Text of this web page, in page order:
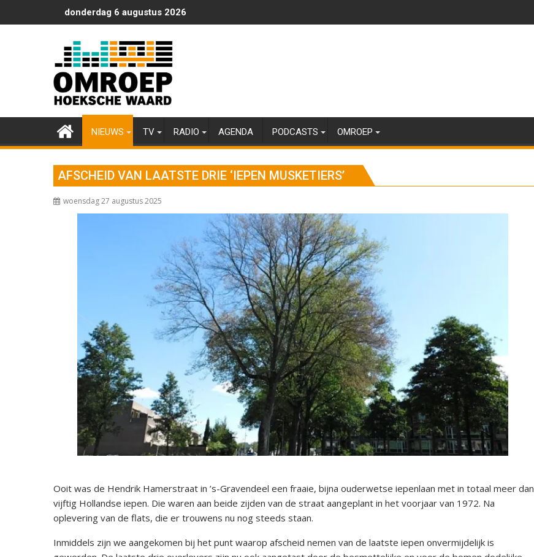
naar
donderdag 6 augustus 2026
NIEUWS TV RADIO AGENDA PODCASTS OMROEP
AFSCHEID VAN LAATSTE DRIE ‘IEPEN MUSKETIERS’
woensdag 27 augustus 2025
Ooit was de Hendrik Hamerstraat in ’s-Gravendeel een fraaie, bijna ouderwetse iepenlaan met in totaal meer dan
vijftig Hollandse iepen. Die waren aan beide zijden van de straat aangeplant in het voorjaar van 1972. Na
oplevering van de flats, die er trouwens nu nog steeds staan.
Inmiddels zijn we aangekomen bij het punt waarop afscheid nemen van de laatste iepen onvermijdelijk is